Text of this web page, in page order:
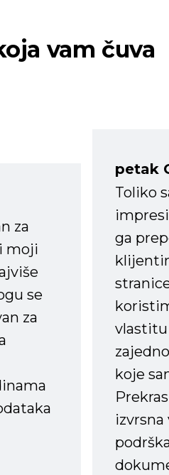
vam čuva
za
moji
se
za
petak
Toliko
ga
koje